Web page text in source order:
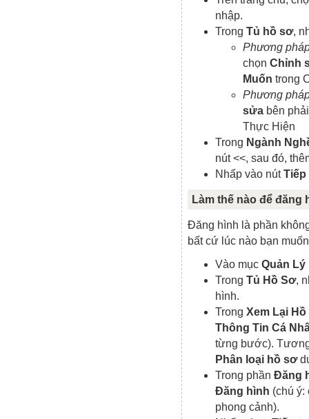
nhập.
Trong Tủ hồ sơ,
Phương
chọn Chỉnh
Muốn trong
Phương
sửa bên
Thực Hiện
Trong Ngành
nút <<, sau đó,
Nhấp vào nútTiếp
Làm thế nào để đăng
Đăng hình là phần
bất cứ lúc nào bạn
Vào mục Quản Lý
Trong Tủ Hồ Sơ,
hình.
Trong Xem Lại Hồ
Thông Tin Cá
từng bước).
Phân loại hồ sơ
Trong phần Đăng
Đăng hình (chú ý:
phong cảnh).